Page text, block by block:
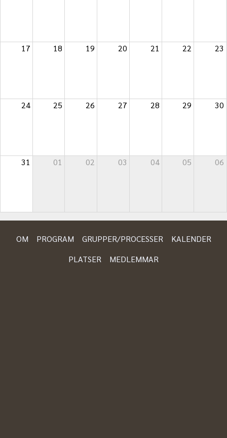
17 18 19 20 21 22 23
24 25 26 27 28 29 30
31 01 02 03 04 05 06
OM PROGRAM GRUPPER/PROCESSER
KALENDER
PLATSER
MEDLEMMAR